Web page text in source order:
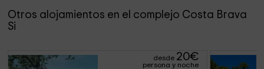
Otros alojamientos en el complejo Costa Brava
Si
desde 20€
persona y noche